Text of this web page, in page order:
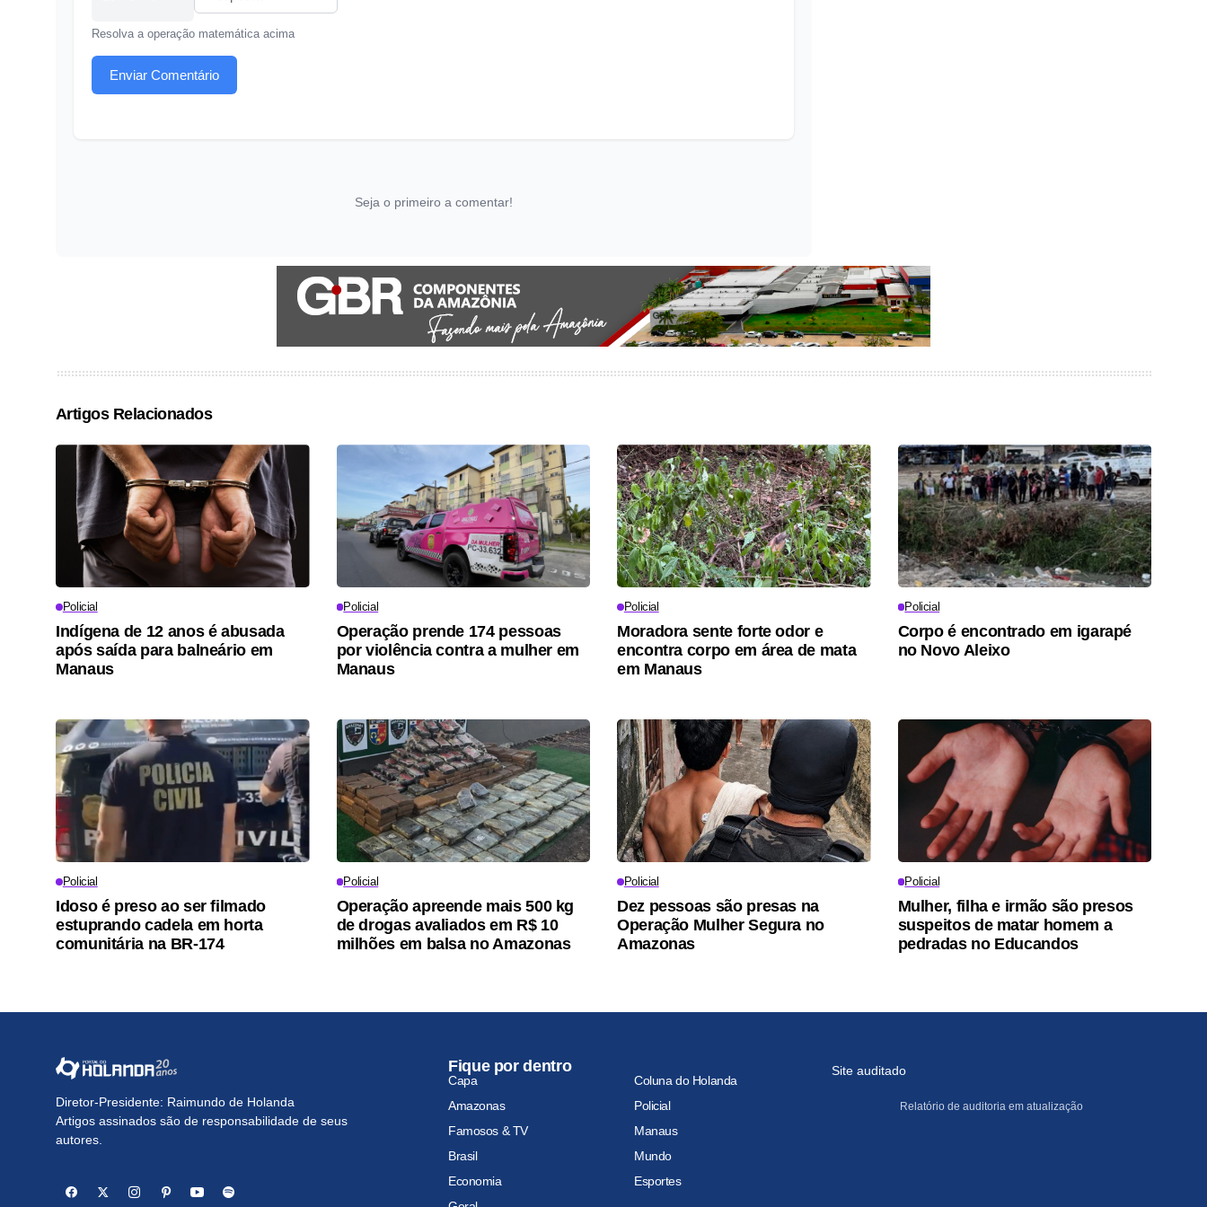
Resolva a operação matemática acima
Enviar Comentário
Seja o primeiro a comentar!
Artigos Relacionados
Policial
Indígena de 12 anos é abusada
após saída para balneário em
Manaus
Policial
Operação prende 174 pessoas
por violência contra a mulher em
Manaus
Policial
Moradora sente forte odor e
encontra corpo em área de mata
em Manaus
Policial
Corpo é encontrado em igarapé
no Novo Aleixo
Policial
Idoso é preso ao ser filmado
estuprando cadela em horta
comunitária na BR-174
Policial
Operação apreende mais 500 kg
de drogas avaliados em R$ 10
milhões em balsa no Amazonas
Policial
Dez pessoas são presas na
Operação Mulher Segura no
Amazonas
Policial
Mulher, filha e irmão são presos
suspeitos de matar homem a
pedradas no Educandos
Diretor-Presidente: Raimundo de Holanda
Artigos assinados são de responsabilidade de seus
autores.
Fique por dentro
Capa
Coluna do Holanda
Amazonas
Policial
Famosos & TV
Manaus
Brasil
Mundo
Economia
Esportes
Site auditado
Relatório de auditoria em atualização